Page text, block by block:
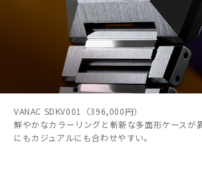
VANAC SDKV001（396,000円）
鮮やかなカラーリングと斬新な多面形ケースが
にもカジュアルにも合わせやすい。